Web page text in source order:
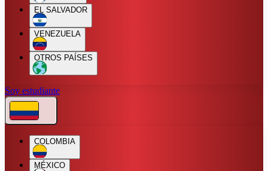
EL SALVADOR
VENEZUELA
OTROS PAÍSES
Soy estudiante
COLOMBIA
MÉXICO